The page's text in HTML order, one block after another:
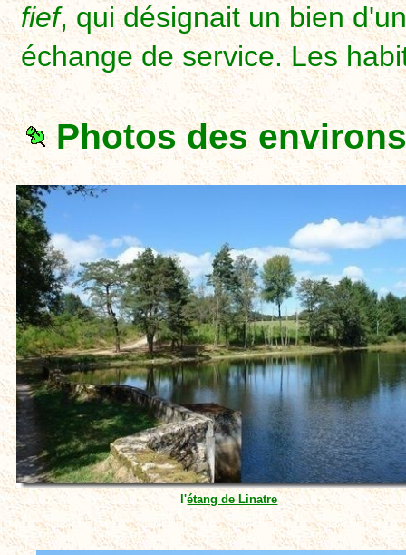
fief, qui désignait un bien
échange de service. Les
Photos des environs
l'étang de Linatre